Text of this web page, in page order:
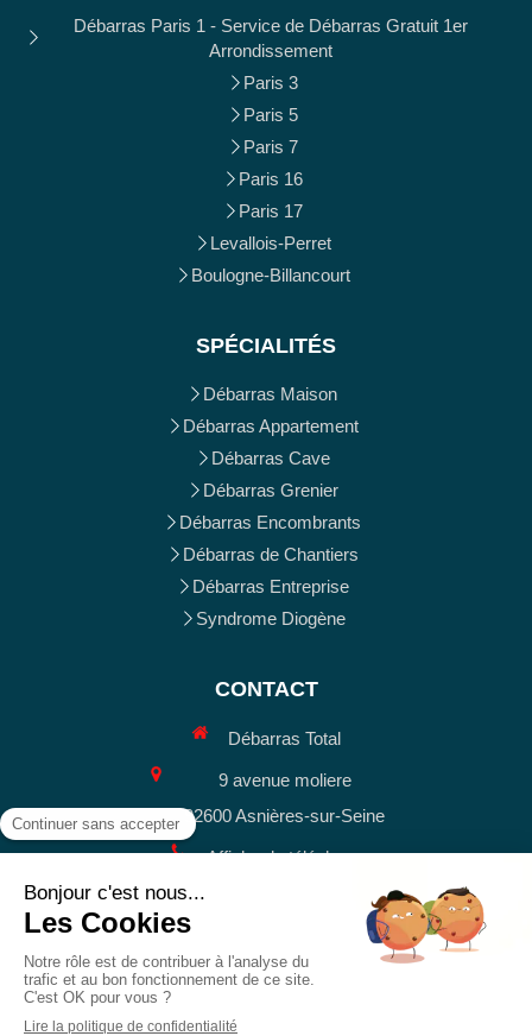
Débarras Paris 1 - Service de Débarras Gratuit 1er
Arrondissement
Paris 3
Paris 5
Paris 7
Paris 16
Paris 17
Levallois-Perret
Boulogne-Billancourt
SPÉCIALITÉS
Débarras Maison
Débarras Appartement
Débarras Cave
Débarras Grenier
Débarras Encombrants
Débarras de Chantiers
Débarras Entreprise
Syndrome Diogène
CONTACT
Débarras Total
9 avenue moliere
92600Asnières-sur-Seine
Afficher le téléphone
Toute la semaine de 14hà 19h30